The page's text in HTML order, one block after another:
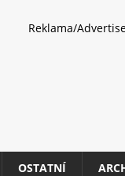
Reklama/
OSTATNÍ